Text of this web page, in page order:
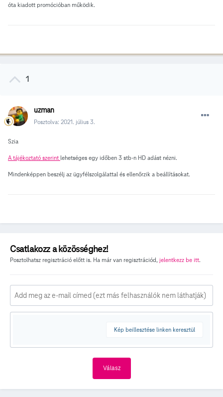
óta kiadott promócióban működik.
1
uzman
Posztolva: 2021. július 3.
Szia
A tájékoztató szerint lehetséges egy időben 3 stb-n HD adást nézni.
Mindenképpen beszélj az ügyfélszolgálattal és ellenőrzik a beállításokat.
Csatlakozz a közösséghez!
Posztolhatsz regisztráció előtt is. Ha már van regisztrációd, jelentkezz be itt.
Kép beillesztése linken keresztül
Válasz